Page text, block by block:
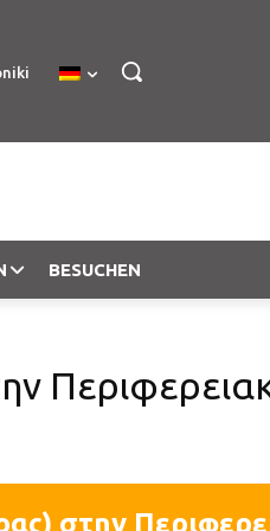
BESUCHEN
στην